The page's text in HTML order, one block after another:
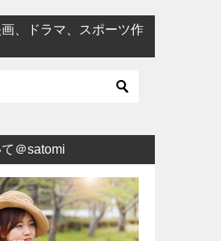
、ドラマ、スポーツ作
＠satomi